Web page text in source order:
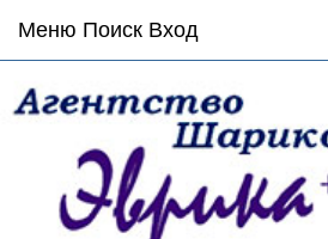
Основное
меню
по
Меню Поиск Вход